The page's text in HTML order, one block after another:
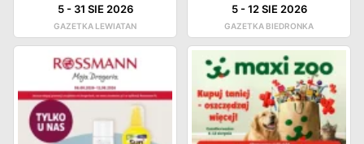
5- 31 SIE 2026
GAZETKA LEWIATAN
5-12 SIE 2026
GAZETKA BIEDRONKA